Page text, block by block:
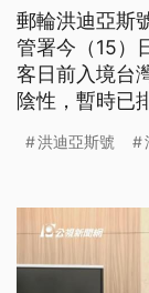
郵輪洪迪亞斯
管署今（15）
客日前入境台
陰性，暫時已
強型自主健康
洪迪亞斯號